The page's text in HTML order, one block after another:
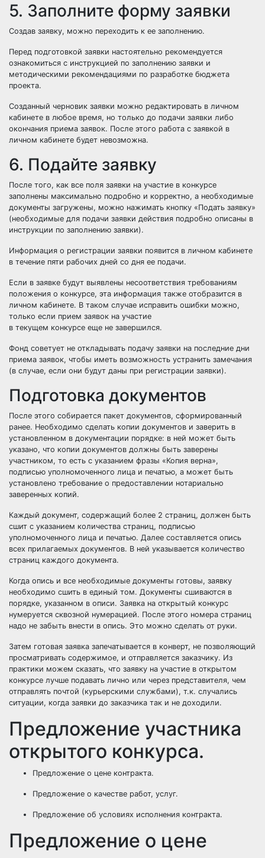
5. Заполните форму заявки
Создав заявку, можно переходить к ее заполнению.
Перед подготовкой заявки настоятельно рекомендуется
ознакомиться с инструкцией по заполнению заявки и
методическими рекомендациями по разработке бюджета
проекта.
Созданный черновик заявки можно редактировать в личном
кабинете в любое время, но только до подачи заявки либо
окончания приема заявок. После этого работа с заявкой в
личном кабинете будет невозможна.
6. Подайте заявку
После того, как все поля заявки на участие в конкурсе
заполнены максимально подробно и корректно, а необходимые
документы загружены, можно нажимать кнопку «Подать заявку»
(необходимые для подачи заявки действия подробно описаны в
инструкции по заполнению заявки).
Информация о регистрации заявки появится в личном кабинете
в течение пяти рабочих дней со дня ее подачи.
Если в заявке будут выявлены несоответствия требованиям
положения о конкурсе, эта информация также отобразится в
личном кабинете. В таком случае исправить ошибки можно,
только если прием заявок на участие
в текущем конкурсе еще не завершился.
Фонд советует не откладывать подачу заявки на последние дни
приема заявок, чтобы иметь возможность устранить замечания
(в случае, если они будут даны при регистрации заявки).
Подготовка документов
После этого собирается пакет документов, сформированный
ранее. Необходимо сделать копии документов и заверить в
установленном в документации порядке: в ней может быть
указано, что копии документов должны быть заверены
участником, то есть с указанием фразы «Копия верна»,
подписью уполномоченного лица и печатью, а может быть
установлено требование о предоставлении нотариально
заверенных копий.
Каждый документ, содержащий более 2 страниц, должен быть
сшит с указанием количества страниц, подписью
уполномоченного лица и печатью. Далее составляется опись
всех прилагаемых документов. В ней указывается количество
страниц каждого документа.
Когда опись и все необходимые документы готовы, заявку
необходимо сшить в единый том. Документы сшиваются в
порядке, указанном в описи. Заявка на открытый конкурс
нумеруется сквозной нумерацией. После этого номера страниц
надо не забыть внести в опись. Это можно сделать от руки.
Затем готовая заявка запечатывается в конверт, не позволяющий
просматривать содержимое, и отправляется заказчику. Из
практики можем сказать, что заявку на участие в открытом
конкурсе лучше подавать лично или через представителя, чем
отправлять почтой (курьерскими службами), т.к. случались
ситуации, когда заявки до заказчика так и не доходили.
Предложение участника
открытого конкурса.
Предложение о цене контракта.
Предложение о качестве работ, услуг.
Предложение об условиях исполнения контракта.
Предложение о цене